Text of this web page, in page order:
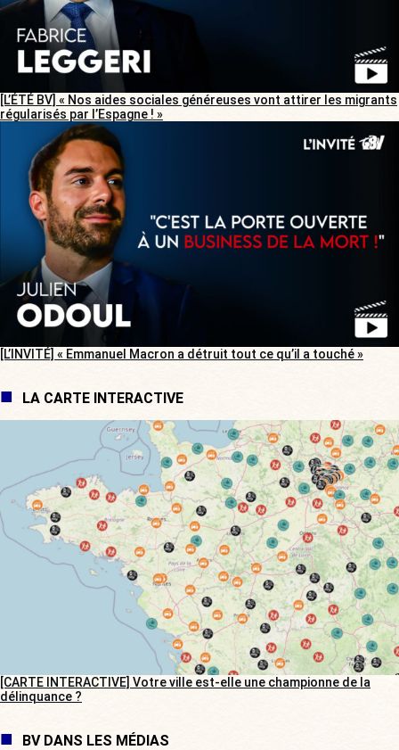
[L’ÉTÉ BV] « Nos aides sociales généreuses vont attirer les migrants
régularisés par l’Espagne ! »
[L’INVITÉ] « Emmanuel Macron a détruit tout ce qu’il a touché »
LA CARTE INTERACTIVE
[CARTE INTERACTIVE] Votre ville est-elle une championne de la
délinquance ?
BV DANS LES MÉDIAS